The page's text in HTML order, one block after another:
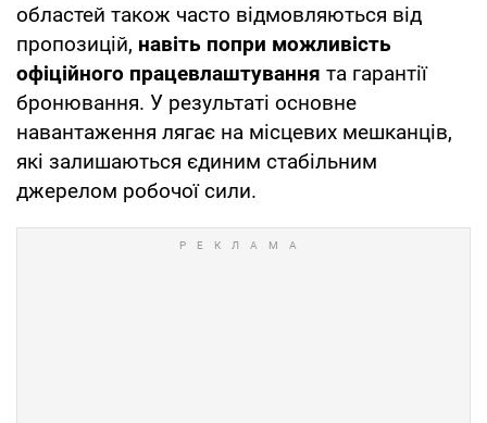
областей також часто відмовляються від
пропозицій, навіть попри можливість
офіційного працевлаштування та гарантії
бронювання. У результаті основне
навантаження лягає на місцевих мешканців,
які залишаються єдиним стабільним
джерелом робочої сили.